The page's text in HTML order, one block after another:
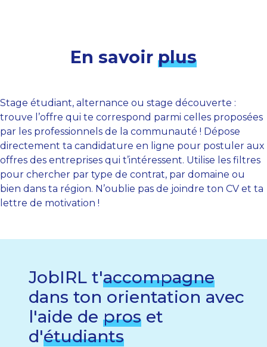
En savoir plus
Stage étudiant, alternance ou stage découverte :
trouve l’offre qui te correspond parmi celles proposées
par les professionnels de la communauté ! Dépose
directement ta candidature en ligne pour postuler aux
offres des entreprises qui t’intéressent. Utilise les filtres
pour chercher par type de contrat, par domaine ou
bien dans ta région. N’oublie pas de joindre ton CV et ta
lettre de motivation !
JobIRL t'accompagne
dans ton orientation avec
l'aide de pros et
d'étudiants